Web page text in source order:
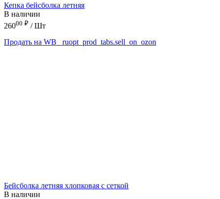
Кепка бейсболка летняя
В наличии
26000 ₽ / Шт
Продать на WB
_ruopt_prod_tabs.sell_on_ozon
Бейсболка летняя хлопковая с сеткой
В наличии